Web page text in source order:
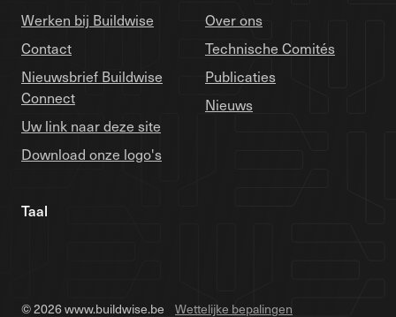
Werken bij Buildwise
Contact
Nieuwsbrief Buildwise
Connect
Uw link naar deze site
Download onze logo's
Over ons
Technische Comités
Publicaties
Nieuws
Taal
© 2026 www.buildwise.be Wettelijke bepalingen